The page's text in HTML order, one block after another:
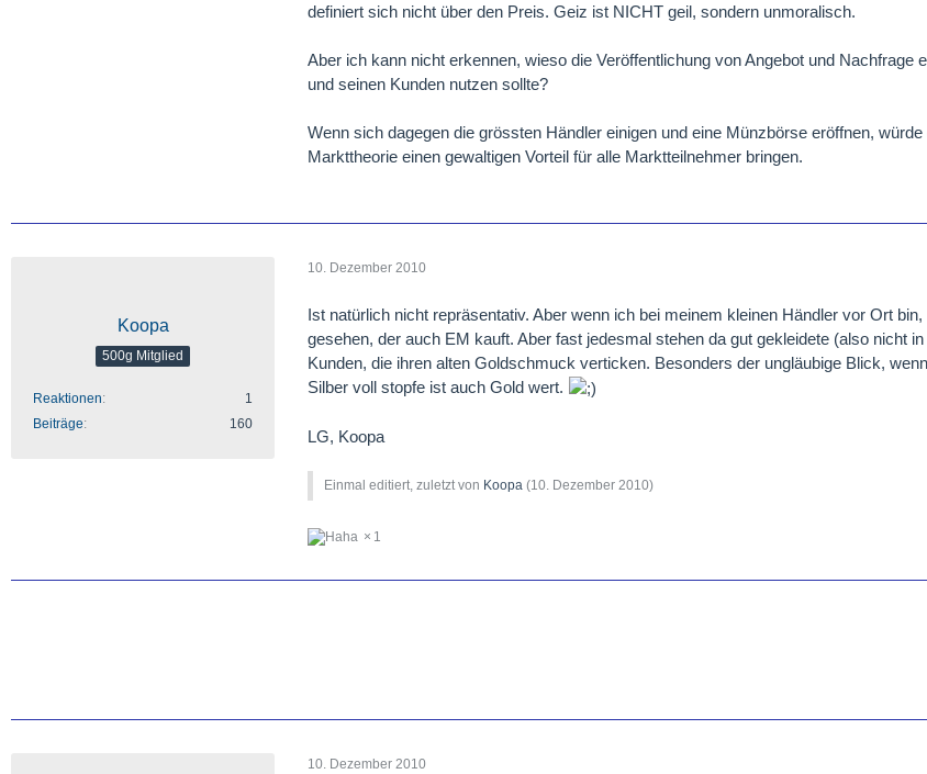
definiert sich nicht über den Preis. Geiz ist NICHT geil, sondern unmoralisch.
Aber ich kann nicht erkennen, wieso die Veröffentlichung von Angebot und Nachfrage
und seinen Kunden nutzen sollte?
Wenn sich dagegen die grössten Händler einigen und eine Münzbörse eröffnen,
Markttheorie einen gewaltigen Vorteil für alle Marktteilnehmer bringen.
Koopa
500g Mitglied
Reaktionen
1
Beiträge
160
10. Dezember 2010
Ist natürlich nicht repräsentativ. Aber wenn ich bei meinem kleinen Händler vor Ort
gesehen, der auch EM kauft. Aber fast jedesmal stehen da gut gekleidete (also nicht
Kunden, die ihren alten Goldschmuck verticken. Besonders der ungläubige Blick,
Silber voll stopfe ist auch Gold wert.
LG, Koopa
Einmal editiert, zuletzt von Koopa (10. Dezember 2010)
1
10. Dezember 2010